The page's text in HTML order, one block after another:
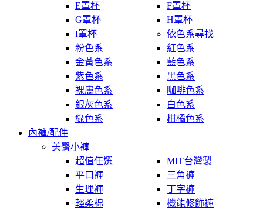
E罩杯
F罩杯
G罩杯
H罩杯
I罩杯
依色系尋找
粉色系
紅色系
金黃色系
藍色系
紫色系
黑色系
裸膚色系
咖啡色系
銀灰色系
白色系
綠色系
柑橘色系
內褲/配件
美臀小褲
超值任選
MIT台灣製
平口褲
三角褲
生理褲
丁字褲
輕柔棉
機能修飾褲